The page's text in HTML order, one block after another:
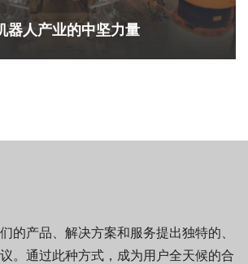
人产业的中坚力量
的产品、解决方案和服务提出独特的、
。通过此种方式，成为用户全天候的合